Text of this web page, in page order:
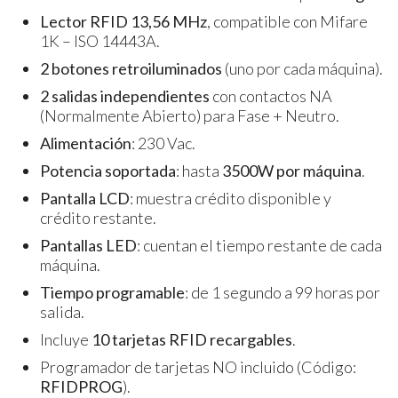
Lector RFID 13,56 MHz, compatible con Mifare
1K – ISO 14443A.
2 botones retroiluminados (uno por cada máquina).
2 salidas independientes con contactos NA
(Normalmente Abierto) para Fase + Neutro.
Alimentación: 230 Vac.
Potencia soportada: hasta 3500W por máquina.
Pantalla LCD: muestra crédito disponible y
crédito restante.
Pantallas LED: cuentan el tiempo restante de cada
máquina.
Tiempo programable: de 1 segundo a 99 horas por
salida.
Incluye 10 tarjetas RFID recargables.
Programador de tarjetas NO incluido (Código:
RFIDPROG).